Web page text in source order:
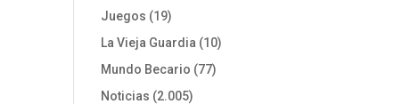
Juegos (19)
La Vieja Guardia (10)
Mundo Becario (77)
Noticias (2.005)